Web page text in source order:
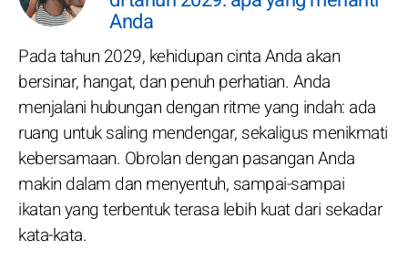
Anda
Pada tahun 2029, kehidupan cinta Anda akan
bersinar, hangat, dan penuh perhatian. Anda
menjalani hubungan dengan ritme yang indah: ada
ruang untuk saling mendengar, sekaligus menikmati
kebersamaan. Obrolan dengan pasangan Anda
makin dalam dan menyentuh, sampai-sampai
ikatan yang terbentuk terasa lebih kuat dari sekadar
kata-kata.